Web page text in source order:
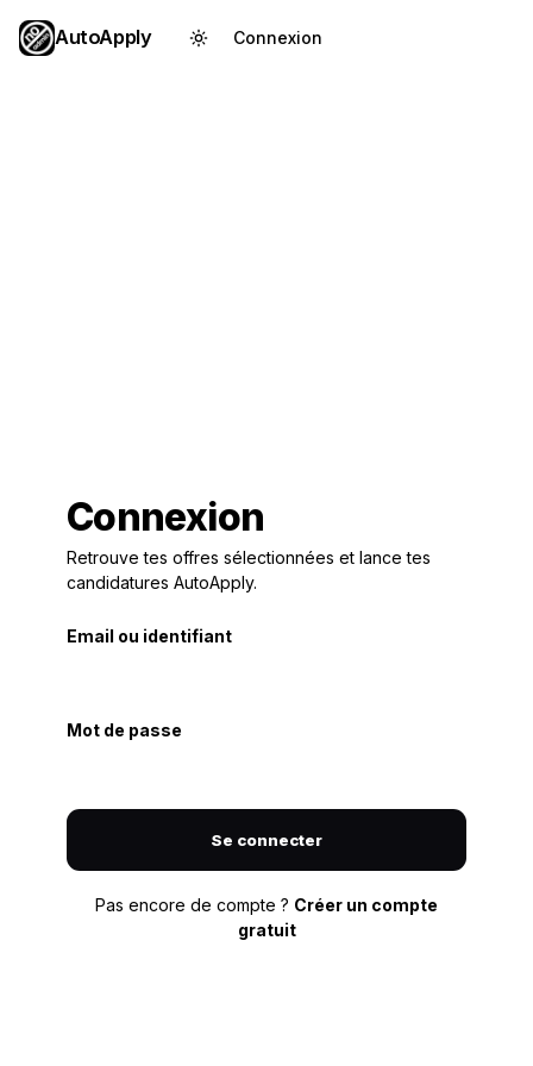
AutoApply Connexion
Connexion
Retrouve tes offres sélectionnées et lance tes
candidatures AutoApply.
Email ou identifiant
Mot de passe
Se connecter
Pas encore de compte ? Créer un compte
gratuit